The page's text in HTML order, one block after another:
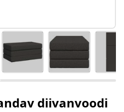
diivanvoodi